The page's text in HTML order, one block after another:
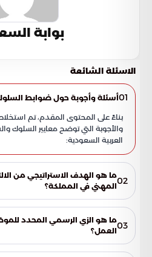
بوابة
الاسئلة الشائعة
01أسئلة وأجوبة حول ضوابط
بناءً على المحتوى المقدم، تم
والأجوبة التي توضح معايير السلوك
العربية السعودية:
02ما هو الهدف الاستراتيجي من
المهني في المملكة؟
يعد التقيد الصارم بهذه القواعد
مستهدفات
قدرات الكوادر البشرية وترسيخ الهوية03ما هو الزي الرسمي المحدد
العمل؟
يلتزم الموظف السعودي بارتداء الزي